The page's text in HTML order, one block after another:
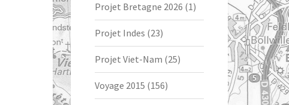
Projet Bretagne 2026 (1)
Projet Indes (23)
Projet Viet-Nam (25)
Voyage 2015 (156)